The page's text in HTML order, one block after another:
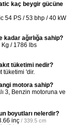
kaç beygir gücüne
54 PS / 53 bhp / 40 kW
ağırlığa sahip?
/ 1786 lbs
tüketimi nedir?
tüketimi 'dir.
motora sahip?
3, Benzin motoruna ve
boyutları nelerdir?
inç / 339.5 cm